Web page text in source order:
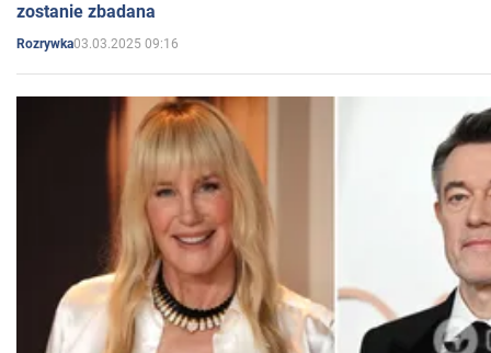
zostanie zbadana
Rozrywka03.03.2025 09:16